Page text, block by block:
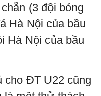
(3 đội bóng
Hà Nội của bầu
Hà Nội của bầu
cho ĐT U22 cũng